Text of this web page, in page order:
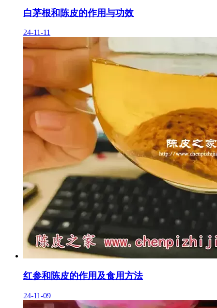
白茅根和陈皮的作用与功效
24-11-11
红参和陈皮的作用及食用方法
24-11-09